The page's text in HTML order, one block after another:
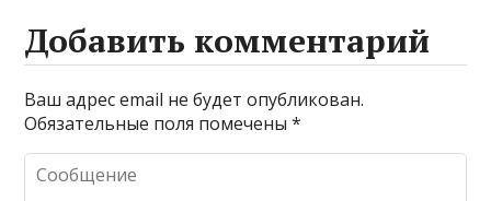
Добавить комментарий
Ваш адрес email не будет опубликован.
Обязательные поля помечены*